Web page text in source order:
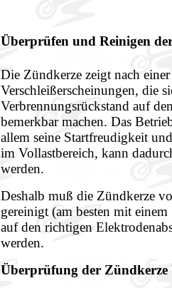
Überprüfen und Reinigen
Die Zündkerze zeigt nach
Verschleißerscheinungen, die
Verbrennungsrückstand auf
bemerkbar machen. Das
allem seine Startfreudigkeit
im Vollastbereich, kann
werden.
Deshalb muß die Zündkerze
gereinigt (am besten mit
auf den richtigen
werden.
Überprüfung der